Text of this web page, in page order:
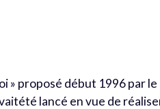
» proposé début 1996 par le
lancé en vue de